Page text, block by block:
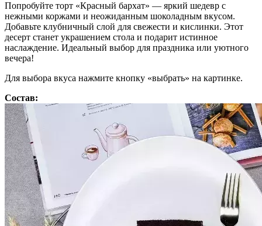
Попробуйте торт «Красный бархат» — яркий шедевр с
нежными коржами и неожиданным шоколадным вкусом.
Добавьте клубничный слой для свежести и кислинки. Этот
десерт станет украшением стола и подарит истинное
наслаждение. Идеальный выбор для праздника или уютного
вечера!
Для выбора вкуса нажмите кнопку «выбрать» на картинке.
Состав: